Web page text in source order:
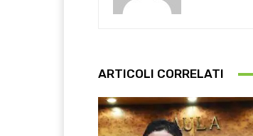
ARTICOLI CORRELATI